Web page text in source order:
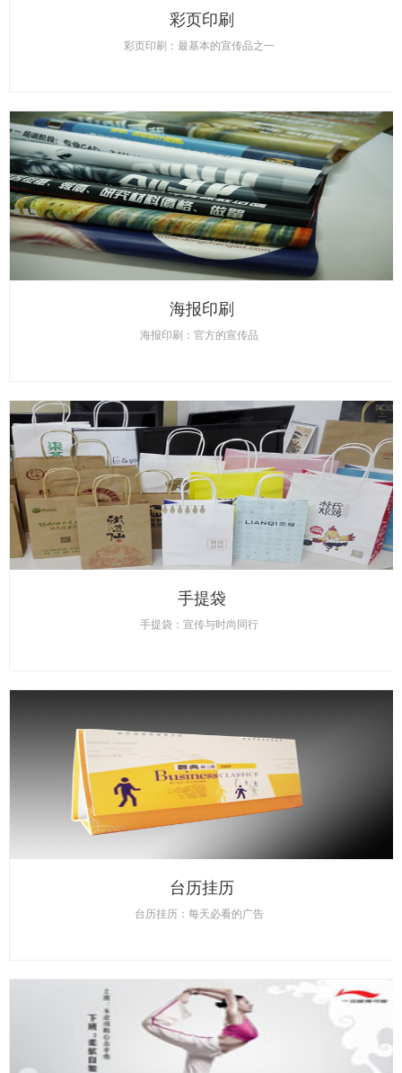
彩页印刷
彩页印刷：最基本的宣传品之一
海报印刷
海报印刷：官方的宣传品
手提袋
手提袋：宣传与时尚同行
台历挂历
台历挂历：每天必看的广告